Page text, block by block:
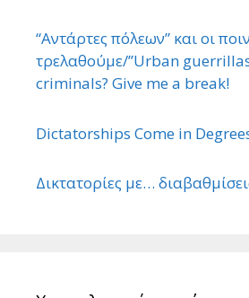
“Αντάρτες πόλεων” και οι
τρελαθούμε/”Urban
criminals? Give me a break!
Dictatorships Come in
Δικτατορίες με…